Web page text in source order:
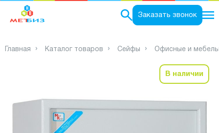
Заказать звонок
Главная Каталог товаров Сейфы Офисные и
В наличии